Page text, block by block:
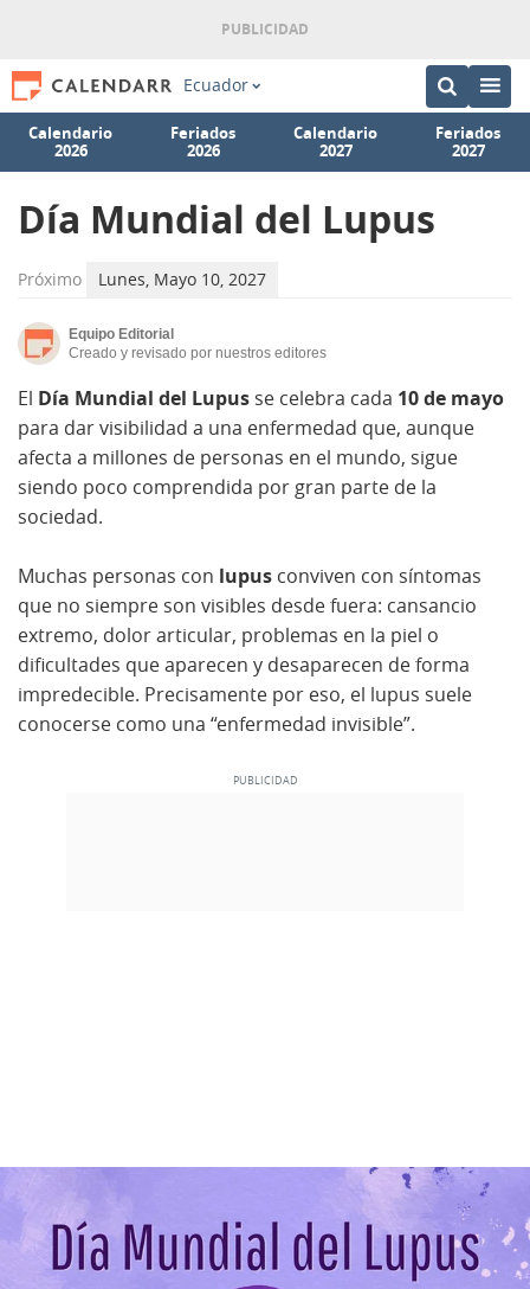
Ecuador
Calendario
2026
Feriados
2026
Calendario
2027
Feriados
2027
Día Mundial del Lupus
Próximo Lunes, Mayo 10, 2027
Equipo Editorial
Creado y revisado por nuestros editores
El Día Mundial del Lupus se celebra cada 10 de mayo
para dar visibilidad a una enfermedad que, aunque
afecta a millones de personas en el mundo, sigue
siendo poco comprendida por gran parte de la
sociedad.
Muchas personas con lupus conviven con síntomas
que no siempre son visibles desde fuera: cansancio
extremo, dolor articular, problemas en la piel o
dificultades que aparecen y desaparecen de forma
impredecible. Precisamente por eso, el lupus suele
conocerse como una “enfermedad invisible”.